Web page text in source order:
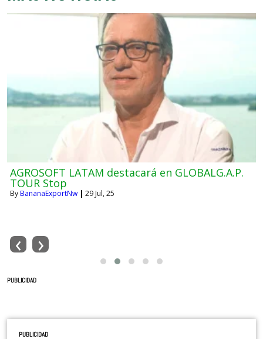
AGROSOFT LATAM destacará en GLOBALG.A.P.
TOUR Stop
ByBananaExportNw | 29 Jul, 25
‹ ›
PUBLICIDAD
PUBLICIDAD